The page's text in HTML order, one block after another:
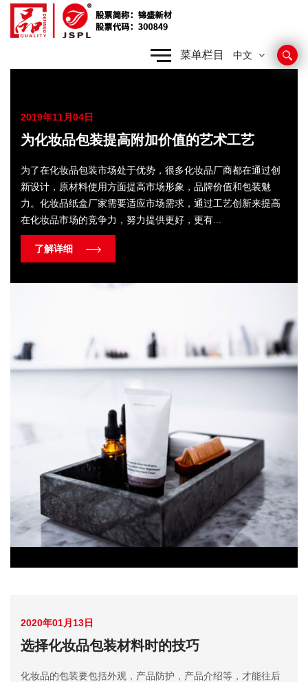
菜单栏目 中文
2019年11月04日
为化妆品包装提高附加价值的艺术工艺
为了在化妆品包装市场处于优势，很多化妆品厂商都在通过创
新设计，原材料使用方面提高市场形象，品牌价值和包装魅
力。化妆品纸盒厂家需要适应市场需求，通过工艺创新来提高
在化妆品市场的竞争力，努力提供更好，更有...
了解详细
2020年01月13日
选择化妆品包装材料时的技巧
化妆品的包装要包括外观，产品防护，产品介绍等，才能往后